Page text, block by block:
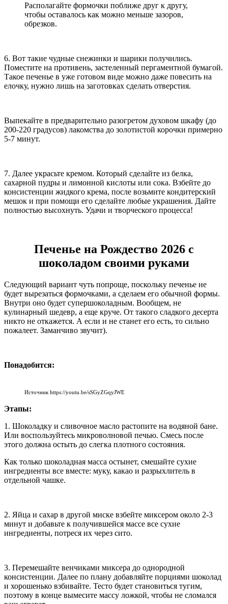
Располагайте формочки поближе друг к другу,
чтобы оставалось как можно меньше зазоров,
обрезков.
6. Вот такие чудные снежинки и шарики получились.
Поместите на противень, застеленный пергаментной бумагой.
Такое печенье в уже готовом виде можно даже повесить на
елочку, нужно лишь на заготовках сделать отверстия.
Выпекайте в предварительно разогретом духовом шкафу (до
200-220 градусов) лакомства до золотистой корочки примерно
5-7 минут.
7. Далее украсьте кремом. Который сделайте из белка,
сахарной пудры и лимонной кислоты или сока. Взбейте до
консистенции жидкого крема, после возьмите кондитерский
мешок и при помощи его сделайте любые украшения. Дайте
полностью высохнуть. Удачи и творческого процесса!
Печенье на Рождество 2026 с
шоколадом своими руками
Следующий вариант чуть попроще, поскольку печенье не
будет вырезаться формочками, а сделаем его обычной формы.
Внутри оно будет супершоколадным. Вообщем, не
кулинарный шедевр, а еще круче. От такого сладкого десерта
никто не откажется. А если и не станет его есть, то сильно
пожалеет. Заманчиво звучит).
Понадобится:
Источник https://youtu.be/sSGyZGqyJWE
Этапы:
1. Шоколадку и сливочное масло растопите на водяной бане.
Или воспользуйтесь микроволновой печью. Смесь после
этого должна остыть до слегка плотного состояния.
Как только шоколадная масса остынет, смешайте сухие
ингредиенты все вместе: муку, какао и разрыхлитель в
отдельной чашке.
2. Яйца и сахар в другой миске взбейте миксером около 2-3
минут и добавьте к получившейся массе все сухие
ингредиенты, потреся их через сито.
3. Перемешайте венчиками миксера до однородной
консистенции. Далее по плану добавляйте порциями шоколад
и хорошенько взбивайте. Тесто будет становиться тугим,
поэтому в конце вымесите массу ложкой, чтобы не сломался